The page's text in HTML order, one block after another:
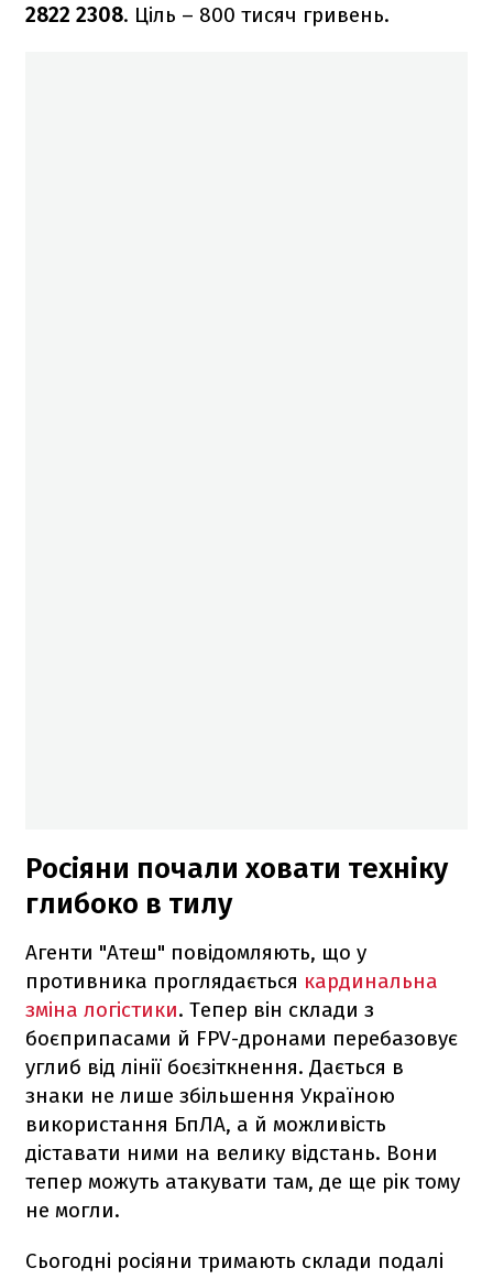
2822 2308. Ціль – 800 тисяч гривень.
Росіяни почали ховати техніку
глибоко в тилу
Агенти "Атеш" повідомляють, що у
противника проглядається кардинальна
зміна логістики. Тепер він склади з
боєприпасами й FPV-дронами перебазовує
углиб від лінії боєзіткнення. Дається в
знаки не лише збільшення Україною
використання БпЛА, а й можливість
діставати ними на велику відстань. Вони
тепер можуть атакувати там, де ще рік тому
не могли.
Сьогодні росіяни тримають склади подалі